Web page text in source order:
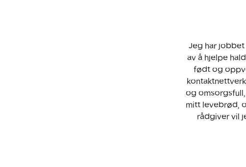
Jeg har jobbet
av å hjelpe
født og
og
mitt levebrød,
rådgiver vil